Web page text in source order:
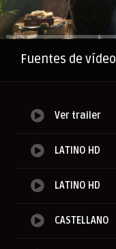
Anuncio
Fuentes de vídeo
Ver trailer
LATINO HD
LATINO HD
CASTELLANO